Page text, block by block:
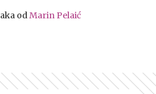
odMarin Pelaić